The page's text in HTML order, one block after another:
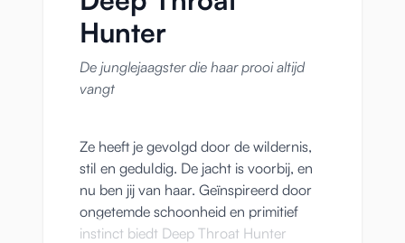
Hunter
De junglejaagster die haar prooi altijd
vangt
Ze heeft je gevolgd door de wildernis,
stil en geduldig. De jacht is voorbij, en
nu ben jij van haar. Geïnspireerd door
ongetemde schoonheid en primitief
instinct biedt Deep Throat Hunter